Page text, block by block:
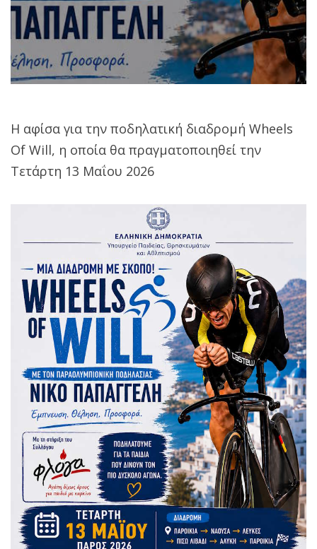
H αφίσα για την ποδηλατική διαδρομή Wheels
Of Will, η οποία θα πραγματοποιηθεί την
Τετάρτη 13 Μαΐου 2026